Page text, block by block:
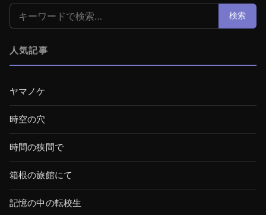
検索: 検索
人気記事
ヤマノケ
時空の穴
時間の狭間で
箱根の旅館にて
記憶の中の転校生